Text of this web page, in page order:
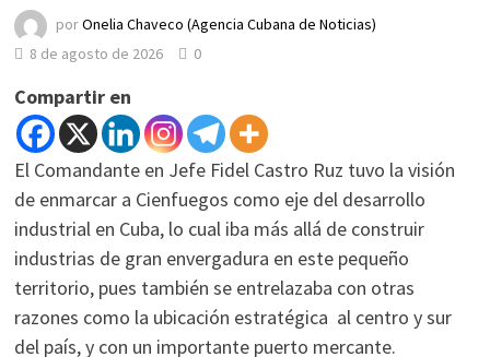
porOnelia Chaveco (Agencia Cubana de Noticias)
8 de agosto de 2026
0
Compartir en
El Comandante en Jefe Fidel Castro Ruz tuvo la visión
de enmarcar a Cienfuegos como eje del desarrollo
industrial en Cuba, lo cual iba más allá de construir
industrias de gran envergadura en este pequeño
territorio, pues también se entrelazaba con otras
razones como la ubicación estratégica al centro y sur
del país, y con un importante puerto mercante.